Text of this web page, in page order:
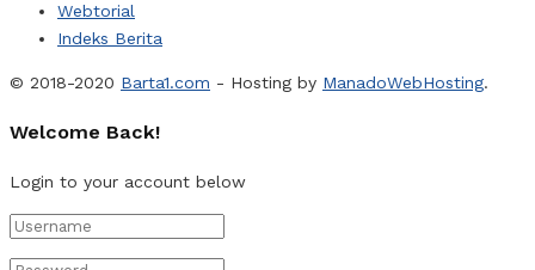
Webtorial
Indeks Berita
© 2018-2020 Barta1.com - Hosting by ManadoWebHosting.
Welcome Back!
Login to your account below